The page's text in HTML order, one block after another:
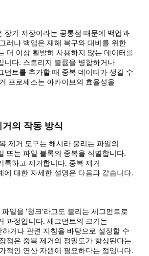
장기 저장이라는 공통점 때문에 백업과
러나 백업은 재해 복구와 대비를 위한
더 이상 활발히 사용하지 않는 데이터를
니다. 스토리지 볼륨을 병합하거나
먼트를 추가할 때 중복 데이터가 생길 수
프로세스는 아카이브의 효율성을
의 작동 방식
제거 도구는 해시라 불리는 파일의
또는 파일 블록의 중복을 식별합니다.
록하고 제거합니다. 중복 제거
에 대한 자세한 설명은 다음과 같습니다.
일을 '청크'라고도 불리는 세그먼트로
과정입니다. 세그먼트의 크기는
거나 관련 지침을 바탕으로 설정할 수
점은 중복 제거의 정밀도가 향상된다는
적인 연산 자원이 필요하다는 점임니다.